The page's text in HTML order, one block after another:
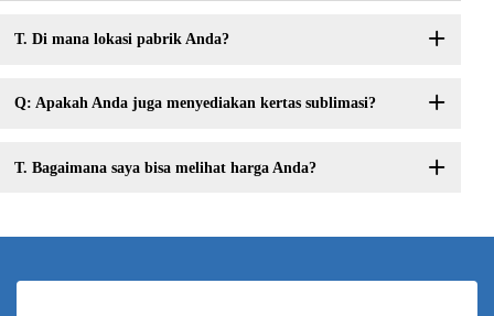
T. Di mana lokasi pabrik Anda?
Q: Apakah Anda juga menyediakan kertas sublimasi?
T. Bagaimana saya bisa melihat harga Anda?